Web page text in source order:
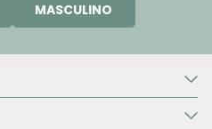
MASCULINO